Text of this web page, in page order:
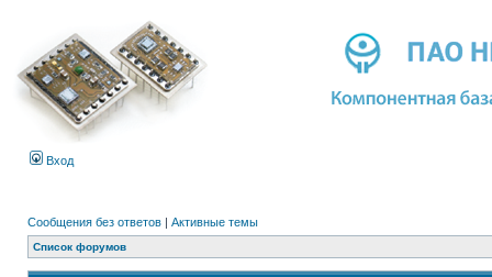
Вход
Сообщения без ответов | Активные темы
Список форумов